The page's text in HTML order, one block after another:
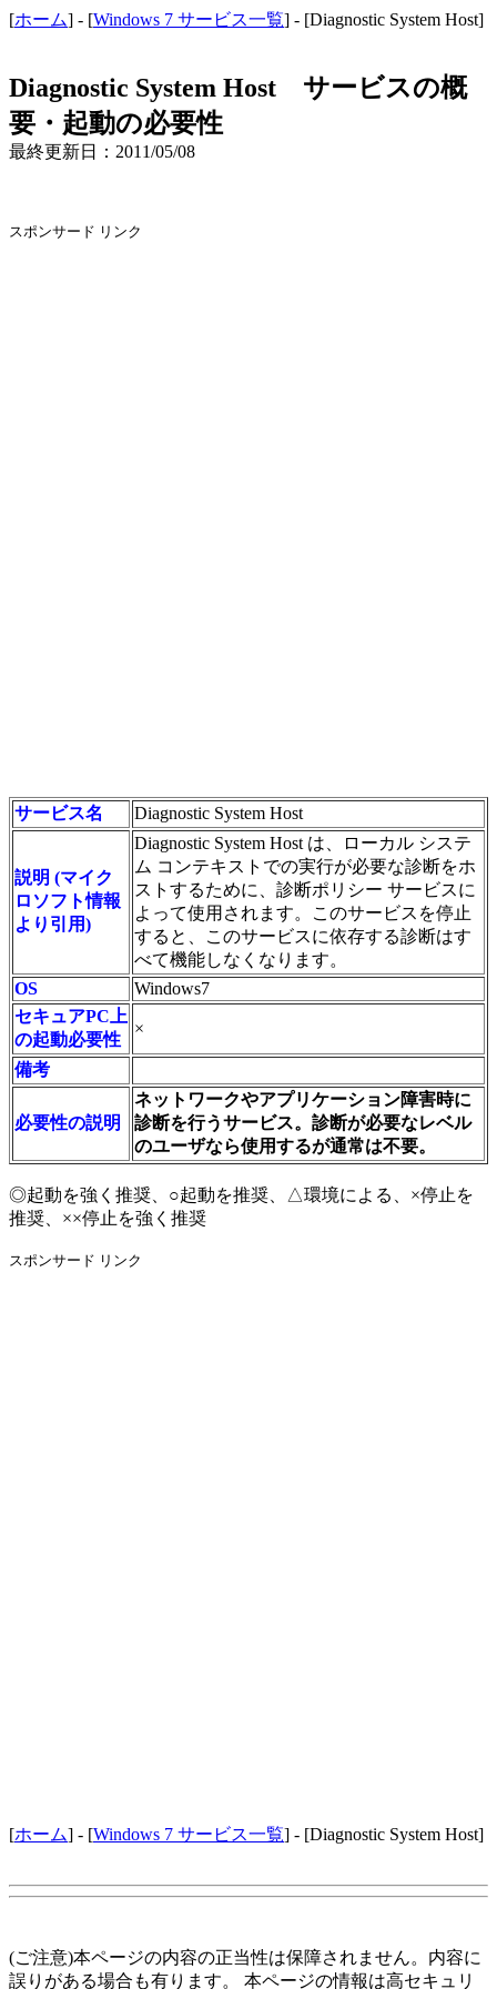
[ホーム] - [Windows 7 サービス一覧] - [Diagnostic System Host]
Diagnostic System Host サービスの概
要・起動の必要性
最終更新日：2011/05/08
スポンサード リンク
サービス名 Diagnostic System Host
説明 (マイク
ロソフト情報
より引用)
Diagnostic System Host は、ローカル システ
ム コンテキストでの実行が必要な診断をホ
ストするために、診断ポリシー サービスに
よって使用されます。このサービスを停止
すると、このサービスに依存する診断はす
べて機能しなくなります。
OS
Windows7
セキュアPC上
の起動必要性
×
備考
必要性の説明
ネットワークやアプリケーション障害時に
診断を行うサービス。診断が必要なレベル
のユーザなら使用するが通常は不要。
◎起動を強く推奨、○起動を推奨、△環境による、×停止を
推奨、××停止を強く推奨
スポンサード リンク
[ホーム] - [Windows 7 サービス一覧] - [Diagnostic System Host]
(ご注意)本ページの内容の正当性は保障されません。内容に
誤りがある場合も有ります。 本ページの情報は高セキュリ